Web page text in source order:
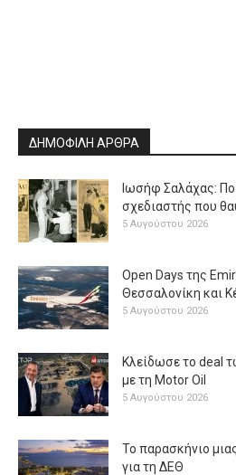
ΔΗΜΟΦΙΛΗ ΑΡΘΡΑ
Ιωσήφ Σαλάχας:
σχεδιαστής που
5 Αυγούστου 2026
Open Days της
Θεσσαλονίκη και
5 Αυγούστου 2026
Κλείδωσε το deal
με τη Μotor Oil
5 Αυγούστου 2026
Το παρασκήνιο
για τη ΔΕΘ